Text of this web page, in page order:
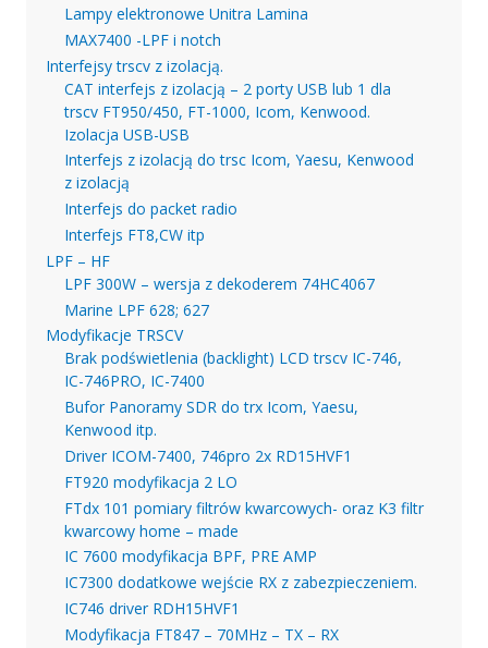
Lampy elektronowe Unitra Lamina
MAX7400 -LPF i notch
Interfejsy trscv z izolacją.
CAT interfejs z izolacją – 2 porty USB lub 1 dla
trscv FT950/450, FT-1000, Icom, Kenwood.
Izolacja USB-USB
Interfejs z izolacją do trsc Icom, Yaesu, Kenwood
z izolacją
Interfejs do packet radio
Interfejs FT8,CW itp
LPF – HF
LPF 300W – wersja z dekoderem 74HC4067
Marine LPF 628; 627
Modyfikacje TRSCV
Brak podświetlenia (backlight) LCD trscv IC-746,
IC-746PRO, IC-7400
Bufor Panoramy SDR do trx Icom, Yaesu,
Kenwood itp.
Driver ICOM-7400, 746pro 2x RD15HVF1
FT920 modyfikacja 2 LO
FTdx 101 pomiary filtrów kwarcowych- oraz K3 filtr
kwarcowy home – made
IC 7600 modyfikacja BPF, PRE AMP
IC7300 dodatkowe wejście RX z zabezpieczeniem.
IC746 driver RDH15HVF1
Modyfikacja FT847 – 70MHz – TX – RX